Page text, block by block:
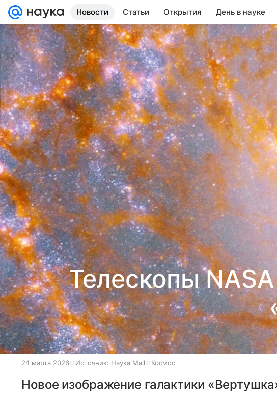
Новости Статьи Открытия День в науке
Телескопы
24 марта 2026 Источник: Наука Mail Космос
Новое изображение галактики